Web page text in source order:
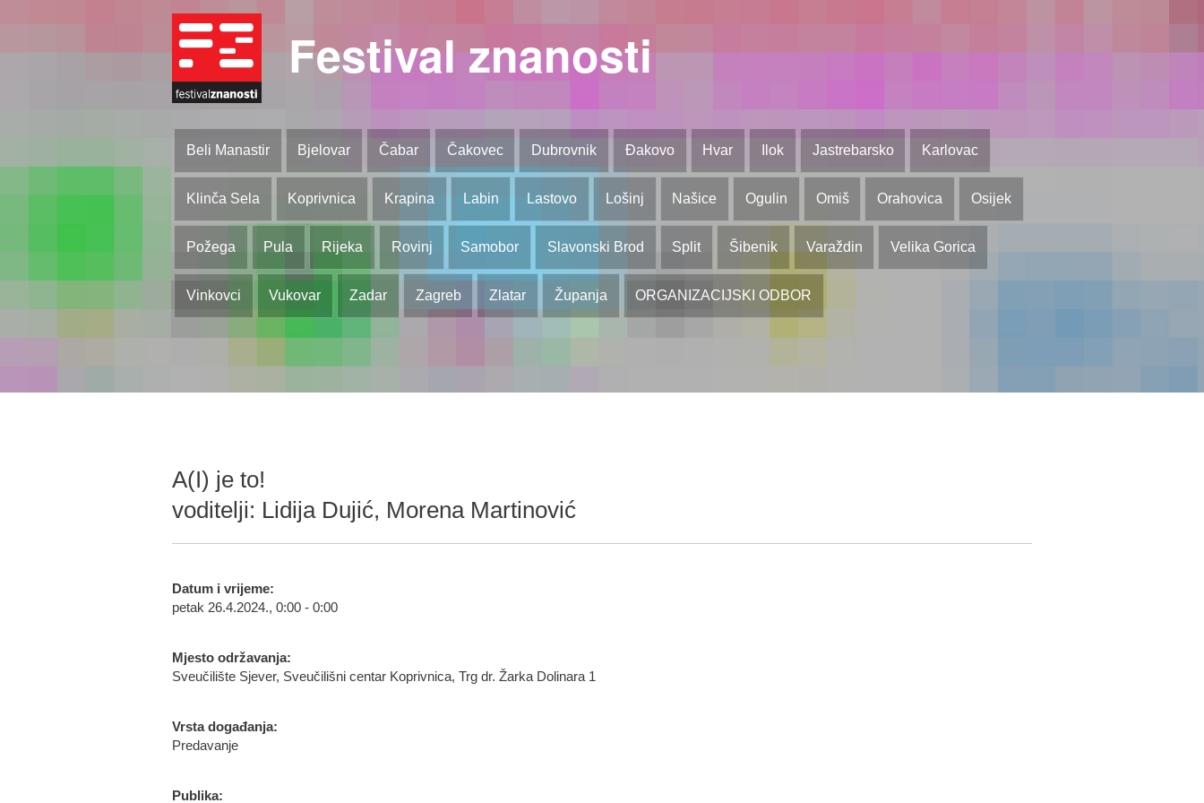
Festival znanosti
Beli Manastir Bjelovar Čabar Čakovec Dubrovnik Đakovo Hvar Ilok Jastrebarsko Karlovac
Klinča Sela Koprivnica Krapina Labin Lastovo Lošinj Našice Ogulin Omiš Orahovica Osijek
Požega Pula Rijeka Rovinj Samobor Slavonski Brod Split Šibenik Varaždin Velika Gorica
Vinkovci Vukovar Zadar Zagreb Zlatar Županja ORGANIZACIJSKI ODBOR
A(I) je to!
voditelji: Lidija Dujić, Morena Martinović
Datum i vrijeme:
petak 26.4.2024., 0:00 - 0:00
Mjesto održavanja:
Sveučilište Sjever, Sveučilišni centar Koprivnica, Trg dr. Žarka Dolinara 1
Vrsta događanja:
Predavanje
Publika: